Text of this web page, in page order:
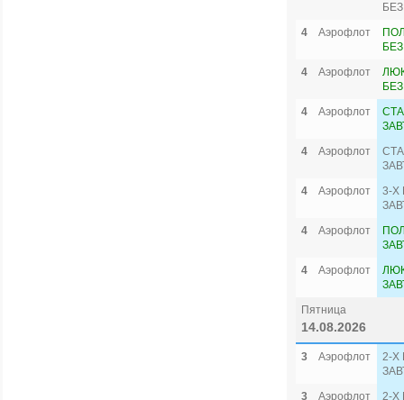
4
Аэрофлот
4
Аэрофлот
4
Аэрофлот
4
Аэрофлот
4
Аэрофлот
3-Х
4
Аэрофлот
4
Аэрофлот
Пятница
14.08.2026
3 Аэрофлот
2-Х
3
Аэрофлот 2-Х